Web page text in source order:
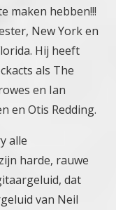
maken hebben!!!
New York en
Hij heeft
als The
en Ian
en Otis Redding.
alle
harde, rauwe
dat
van Neil